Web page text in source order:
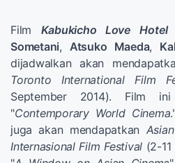
Film Kabukicho Love Hotel
Sometani, Atsuko Maeda,
dijadwalkan akan
Toronto International Film
September 2014). Film
"Contemporary World Cinema
juga akan mendapatkan
Internasional Film Festival (2-